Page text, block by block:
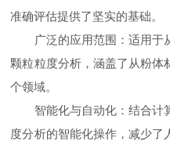
准确评估提供了坚实的基础。
广泛的应用范围：适用于
颗粒粒度分析，涵盖了从粉体
个领域。
智能化与自动化：结合计
度分析的智能化操作，减少